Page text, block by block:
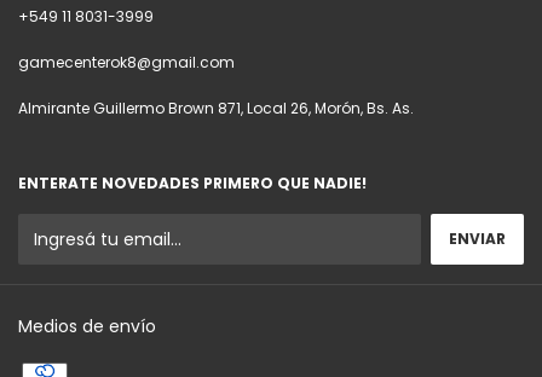
+549 11 8031-3999
gamecenterok8@gmail.com
Almirante Guillermo Brown 871, Local 26, Morón, Bs. As.
ENTERATE NOVEDADES PRIMERO QUE NADIE!
Medios de envío